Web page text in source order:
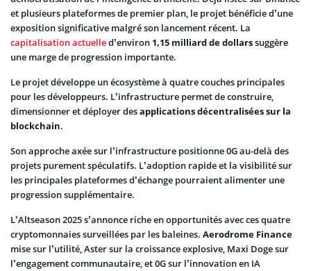
et plusieurs plateformes de premier plan, le projet bénéficie d’une
exposition significative malgré son lancement récent. La
capitalisation actuelled’environ 1,15 milliard de dollarssuggère
une marge de progression importante.
Le projet développe un écosystème à quatre couches principales
pour les développeurs. L’infrastructure permet de construire,
dimensionner et déployer desapplications décentralisées sur la
blockchain.
Son approche axée sur l’infrastructure positionne 0G au-delà des
projets purement spéculatifs. L’adoption rapide et la visibilité sur
les principales plateformes d’échange pourraient alimenter une
progression supplémentaire.
L’Altseason 2025 s’annonce riche en opportunités avec ces quatre
cryptomonnaies surveillées par les baleines. Aerodrome Finance
mise sur l’utilité, Aster sur la croissance explosive, Maxi Doge sur
l’engagement communautaire, et 0G sur l’innovation en IA